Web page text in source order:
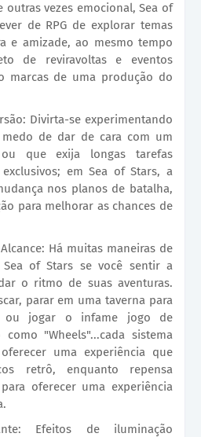
outras vezes emocional, Sea of
de RPG de explorar temas
e amizade, ao mesmo tempo
de reviravoltas e eventos
marcas de uma produção do
Divirta-se experimentando
de dar de cara com um
que exija longas tarefas
em Sea of Stars, a
nos planos de batalha,
para melhorar as chances de
Há muitas maneiras de
of Stars se você sentir a
o ritmo de suas aventuras.
parar em uma taverna para
ou jogar o infame jogo de
"Wheels"...cada sistema
uma experiência que
retrô, enquanto repensa
oferecer uma experiência
Efeitos de iluminação